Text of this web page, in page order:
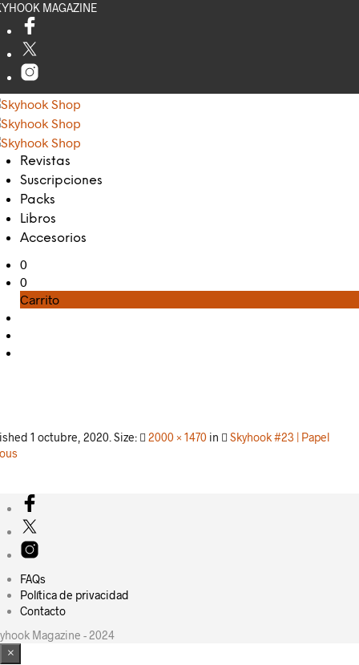
MAGAZINE
Revistas
Suscripciones
Packs
Libros
Accesorios
0
0
Carrito
1 octubre, 2020 . Size: 2000 × 1470 in
Skyhook #23 | Papel
FAQs
Política de privacidad
Contacto
Magazine - 2024
×